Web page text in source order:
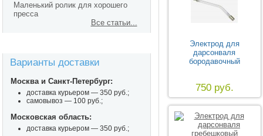
Электрод для
дарсонваля
бородавочный
750 руб.
Маленький ролик для хорошего
пресса
Все статьи...
Варианты доставки
Москва и Санкт-Петербург:
доставка курьером — 350 руб.;
самовывоз — 100 руб.;
Московская область:
доставка курьером — 350 руб.;